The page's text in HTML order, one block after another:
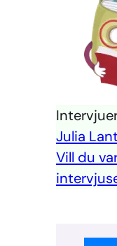
Julia
Vill du